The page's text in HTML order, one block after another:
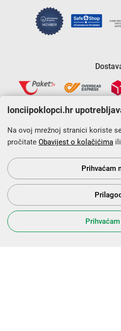
Krajnji primatelj financijskog
Europskog fonda za regionalni
programa
s
lonciipoklopci.hr
Na ovoj mrežnoj stranici koriste
pročitate Obavijest o kolačićima
Prihvaćam